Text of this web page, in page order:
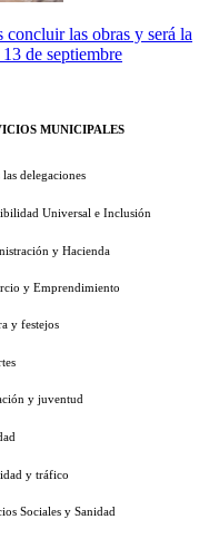
las obras y será la
de septiembre
MUNICIPALES
las delegaciones
Universal e Inclusión
y Hacienda
y Emprendimiento
y festejos
y juventud
y tráfico
Sociales y Sanidad